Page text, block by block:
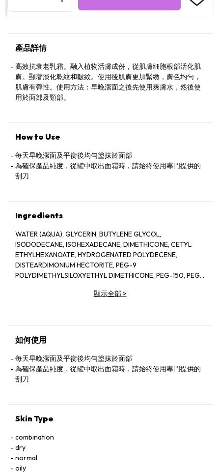
產品詳情
高效抗衰老乳霜。融入植物活膚成份，從肌膚細胞根部活化肌
膚。顯著淡化乾紋和皺紋。使用後肌膚更加緊緻，膚色均勻，
肌膚有彈性。使用方法：早晚潔面之後先使用爽膚水，然後使
用於面部及頸部。
How to Use
每天早晚潔面及平衡後均勻塗抹於面部
為確保產品純度，從罐中取出面霜時，請始終使用專門提供的
刮刀
Ingredients
WATER (AQUA), GLYCERIN, BUTYLENE GLYCOL,
ISODODECANE, ISOHEXADECANE, DIMETHICONE, CETYL
ETHYLHEXANOATE, HYDROGENATED POLYDECENE,
DISTEARDIMONIUM HECTORITE, PEG-9
POLYDIMETHYLSILOXYETHYL DIMETHICONE, PEG-150, PEG-
ETHYLPARABEN, PHYTOSTERYL MACADAMIATE, SODIUM
BENZYL BENZOATE, ALPHA-ISOMETHYL IONONE,
LINALOOL, LIMONENE, SODIUM ACETYLATED HYALURONATE,
CITRONELLOL, GERANIOL, SACCHAROMYCES FERMENT
LYSATE FILTRATE, RUBUS IDAEUS (RASPBERRY) FRUIT
顯示全部>
如何使用
每天早晚潔面及平衡後均勻塗抹於面部
為確保產品純度，從罐中取出面霜時，請始終使用專門提供的
刮刀
Skin Type
combination
dry
normal
oily